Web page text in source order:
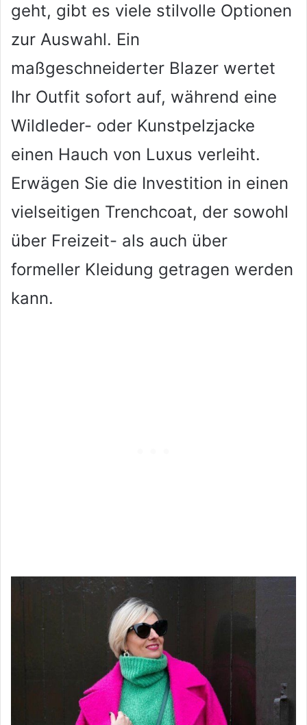
geht, gibt es viele stilvolle Optionen
zur Auswahl. Ein
maßgeschneiderter Blazer wertet
Ihr Outfit sofort auf, während eine
Wildleder- oder Kunstpelzjacke
einen Hauch von Luxus verleiht.
Erwägen Sie die Investition in einen
vielseitigen Trenchcoat, der sowohl
über Freizeit- als auch über
formeller Kleidung getragen werden
kann.